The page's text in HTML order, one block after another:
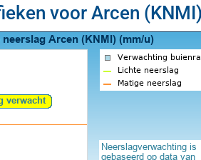
voor Arcen (KNMI)